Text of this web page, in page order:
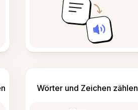
Wörter und Zeichen zählen